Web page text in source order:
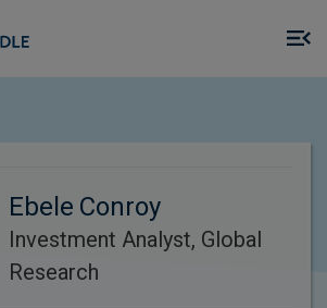
Ebele Conroy
Investment Analyst, Global
Research